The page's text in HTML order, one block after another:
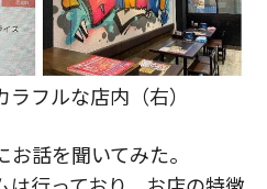
フルな店内（右）
話を聞いてみた。